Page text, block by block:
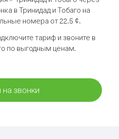
в Тринидад и Тобаго на
номера от 22.5 ¢.
тариф и звоните в
по выгодным ценам.
звонки